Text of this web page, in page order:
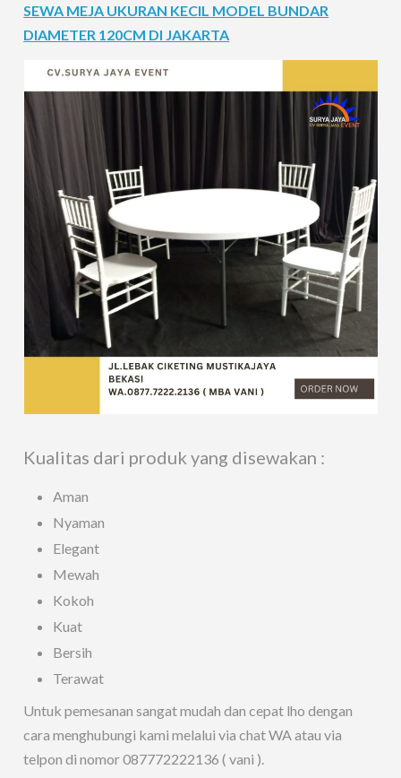
SEWA MEJA UKURAN KECIL MODEL BUNDAR
DIAMETER 120CM DI JAKARTA
Kualitas dari produk yang disewakan :
Aman
Nyaman
Elegant
Mewah
Kokoh
Kuat
Bersih
Terawat
Untuk pemesanan sangat mudah dan cepat lho dengan
cara menghubungi kami melalui via chat WA atau via
telpon di nomor 087772222136 ( vani ).